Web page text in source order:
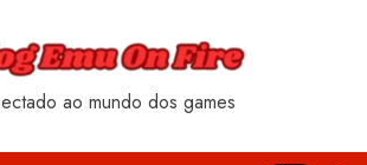
ao mundo dos games